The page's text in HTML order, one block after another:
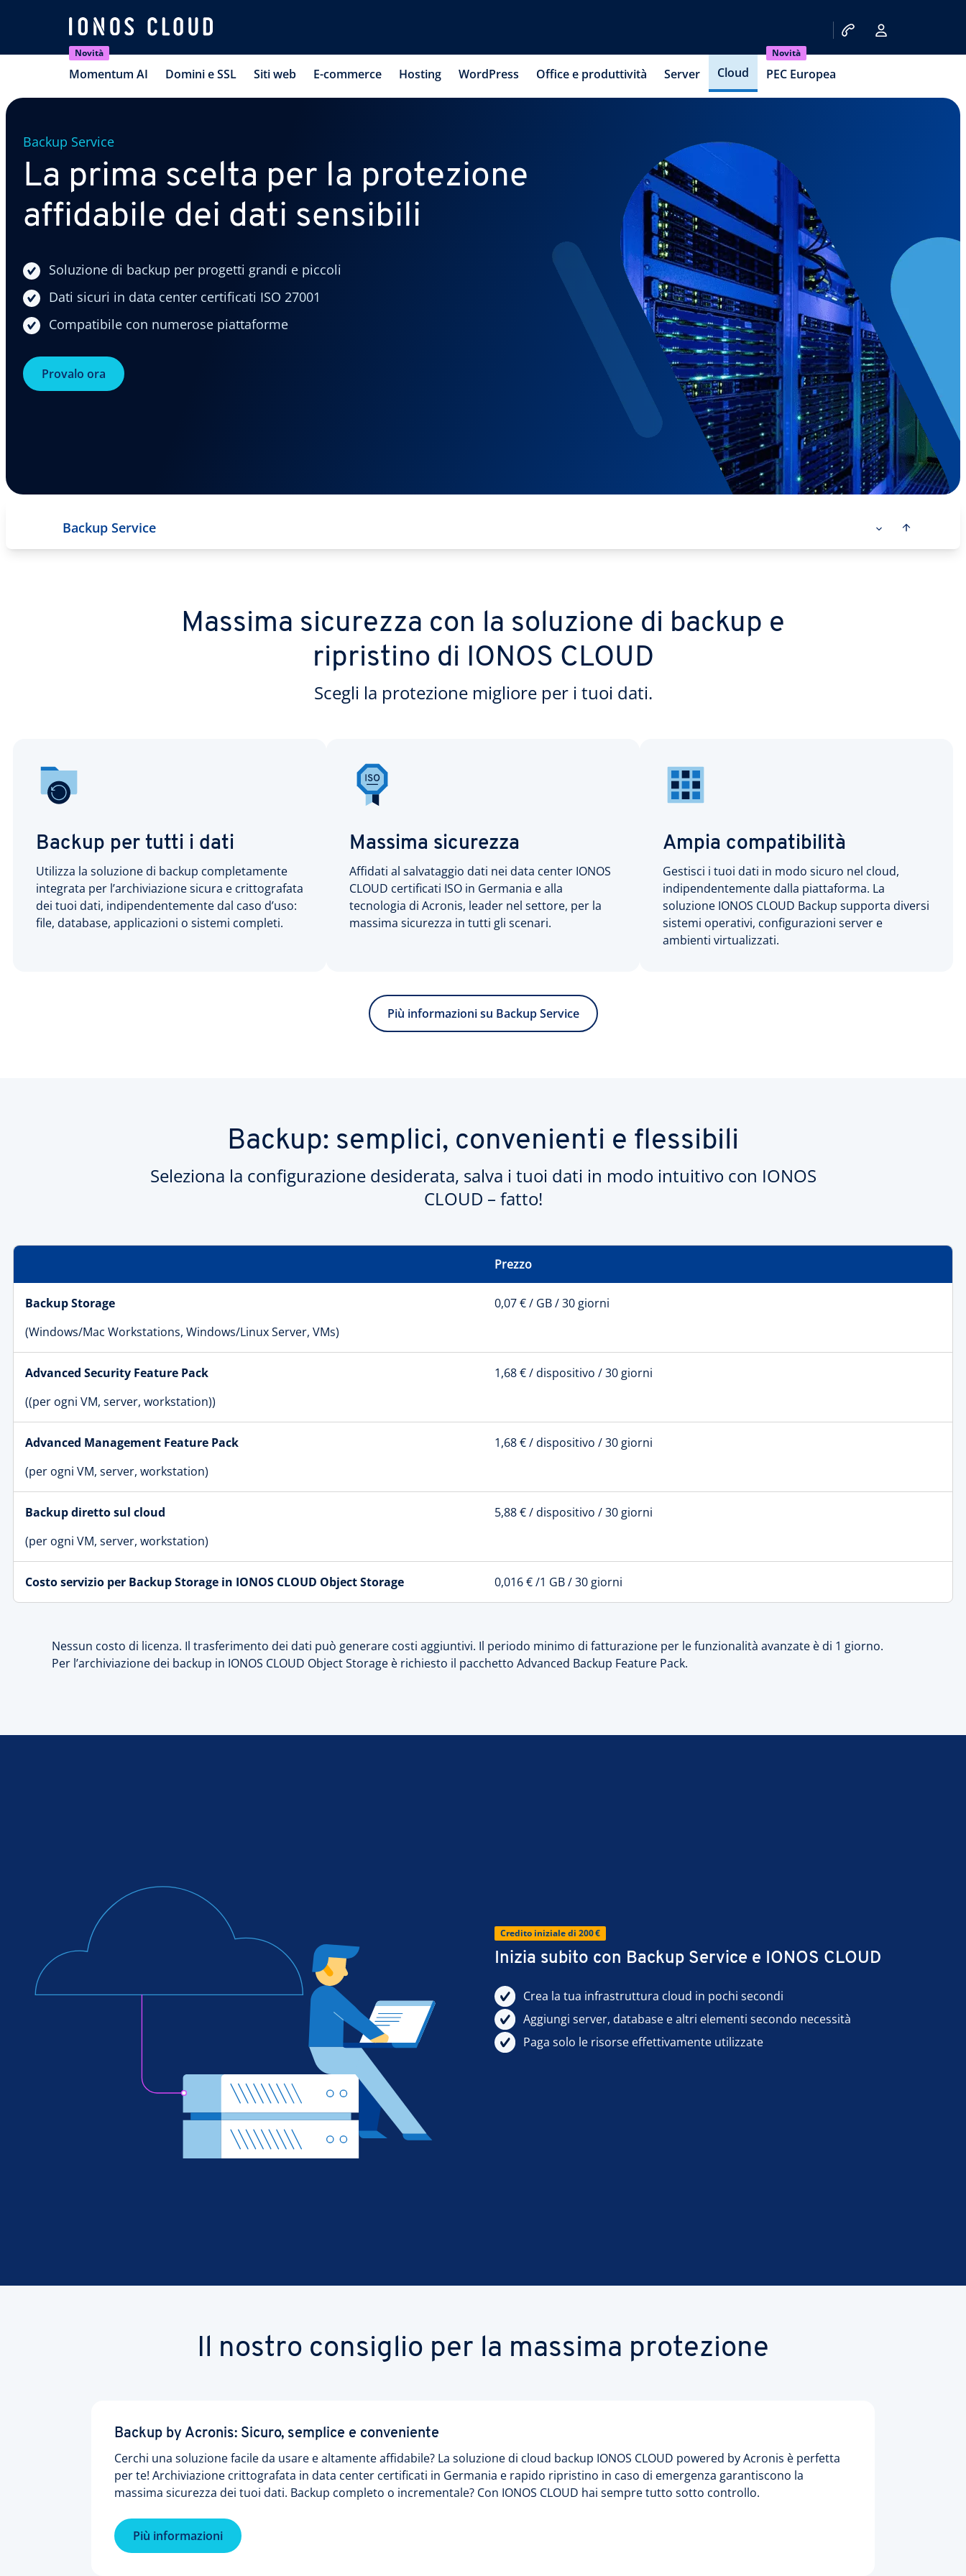
Novità
Momentum AI Domini e SSL Siti web E-commerce Hosting WordPress Office e produttività Server Cloud
Novità
PEC Europea
Backup Service
La prima scelta per la protezione
affidabile dei dati sensibili
Soluzione di backup per progetti grandi e piccoli
Dati sicuri in data center certificati ISO 27001
Compatibile con numerose piattaforme
Provalo ora
Backup Service
Massima sicurezza con la soluzione di backup e
ripristino di IONOS CLOUD
Scegli la protezione migliore per i tuoi dati.
Backup per tutti i dati
Utilizza la soluzione di backup completamente
integrata per l’archiviazione sicura e crittografata
dei tuoi dati, indipendentemente dal caso d’uso:
file, database, applicazioni o sistemi completi.
Massima sicurezza
Affidati al salvataggio dati nei data center IONOS
CLOUD certificati ISO in Germania e alla
tecnologia di Acronis, leader nel settore, per la
massima sicurezza in tutti gli scenari.
Ampia compatibilità
Gestisci i tuoi dati in modo sicuro nel cloud,
indipendentemente dalla piattaforma. La
soluzione IONOS CLOUD Backup supporta diversi
sistemi operativi, configurazioni server e
ambienti virtualizzati.
Più informazioni su Backup Service
Backup: semplici, convenienti e flessibili
Seleziona la configurazione desiderata, salva i tuoi dati in modo intuitivo con IONOS
CLOUD – fatto!
Prezzo
Backup Storage
(Windows/Mac Workstations, Windows/Linux Server, VMs)
0,07 € / GB / 30 giorni
Advanced Security Feature Pack
((per ogni VM, server, workstation))
1,68 € / dispositivo / 30 giorni
Advanced Management Feature Pack
(per ogni VM, server, workstation)
1,68 € / dispositivo / 30 giorni
Backup diretto sul cloud
(per ogni VM, server, workstation)
5,88 € / dispositivo / 30 giorni
Costo servizio per Backup Storage in IONOS CLOUD Object Storage 0,016 € /1 GB / 30 giorni
Nessun costo di licenza. Il trasferimento dei dati può generare costi aggiuntivi. Il periodo minimo di fatturazione per le funzionalità avanzate è di 1 giorno.
Per l’archiviazione dei backup in IONOS CLOUD Object Storage è richiesto il pacchetto Advanced Backup Feature Pack.
Credito iniziale di 200 €
Inizia subito con Backup Service e IONOS CLOUD
Crea la tua infrastruttura cloud in pochi secondi
Aggiungi server, database e altri elementi secondo necessità
Paga solo le risorse effettivamente utilizzate
Il nostro consiglio per la massima protezione
Backup by Acronis: Sicuro, semplice e conveniente
Cerchi una soluzione facile da usare e altamente affidabile? La soluzione di cloud backup IONOS CLOUD powered by Acronis è perfetta
per te! Archiviazione crittografata in data center certificati in Germania e rapido ripristino in caso di emergenza garantiscono la
massima sicurezza dei tuoi dati. Backup completo o incrementale? Con IONOS CLOUD hai sempre tutto sotto controllo.
Più informazioni